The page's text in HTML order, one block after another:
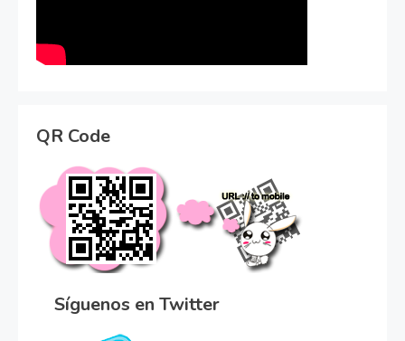
QR Code
Síguenos en Twitter